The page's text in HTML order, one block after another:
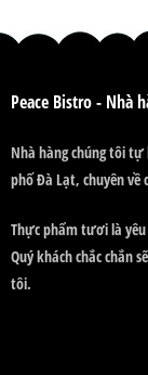
Peace Bistro - Nhà
Nhà hàng chúng tôi
phố Đà Lạt, chuyên về
Thực phẩm tươi là yêu
Quý khách chắc chắn
tôi.